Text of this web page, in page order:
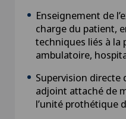
Enseignement de
charge du patient,
techniques liés à la
ambulatoire,
Supervision directe
adjoint attaché de
l’unité prothétique